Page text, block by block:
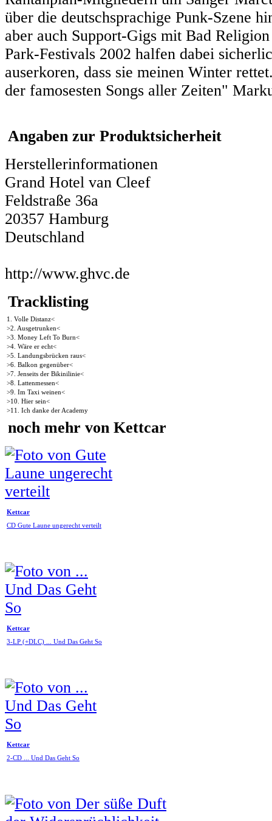
über die deutschsprachige Punk-Szene
aber auch Support-Gigs mit Bad
Park-Festivals 2002 halfen dabei
auserkoren, dass sie meinen Winter
der famosesten Songs aller Zeiten"
Angaben zur Produktsicherheit
Herstellerinformationen
Grand Hotel van Cleef
Feldstraße 36a
20357 Hamburg
Deutschland
http://www.ghvc.de
Tracklisting
1. Volle Distanz<
>2. Ausgetrunken<
>3. Money Left To Burn<
>4. Wäre er echt<
>5. Landungsbrücken raus<
>6. Balkon gegenüber<
>7. Jenseits der Bikinilinie<
>8. Lattenmessen<
>9. Im Taxi weinen<
>10. Hier sein<
>11. Ich danke der Academy
noch mehr von Kettcar
Kettcar
CD Gute Laune ungerecht verteilt
Kettcar
3-LP (+DLC) ... Und Das Geht So
Kettcar
2-CD ... Und Das Geht So